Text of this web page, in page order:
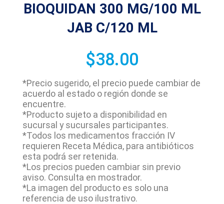
BIOQUIDAN 300 MG/100 ML
JAB C/120 ML
$38.00
*Precio sugerido, el precio puede cambiar de
acuerdo al estado o región donde se
encuentre.
*Producto sujeto a disponibilidad en
sucursal y sucursales participantes.
*Todos los medicamentos fracción IV
requieren Receta Médica, para antibióticos
esta podrá ser retenida.
*Los precios pueden cambiar sin previo
aviso. Consulta en mostrador.
*La imagen del producto es solo una
referencia de uso ilustrativo.